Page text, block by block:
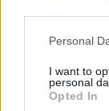
Please note
not limited to
grant or deny
use your data
Personal
I want to
personal
Opted In
bővítésénél.